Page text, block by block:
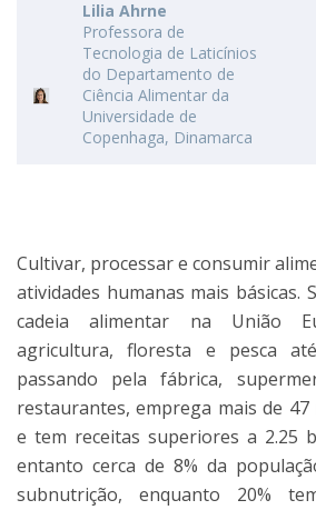
Lilia Ahrne
Professora de
Tecnologia de Laticínios
do Departamento de
Ciência Alimentar da
Universidade de
Copenhaga, Dinamarca
Cultivar, processar e consumir
atividades humanas mais básicas.
cadeia alimentar na União
agricultura, floresta e pesca
passando pela fábrica,
restaurantes, emprega mais de 47
e tem receitas superiores a 2.25
entanto cerca de 8% da
subnutrição, enquanto 20%